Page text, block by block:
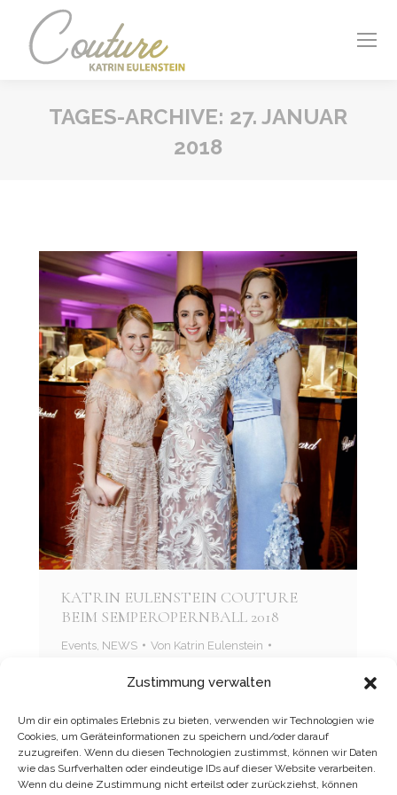
Zustimmung verwalten
Um dir ein optimales Erlebnis zu bieten, verwenden wir Technologien wie
Cookies, um Geräteinformationen zu speichern und/oder darauf
zuzugreifen. Wenn du diesen Technologien zustimmst, können wir Daten
wie das Surfverhalten oder eindeutige IDs auf dieser Website verarbeiten.
Wenn du deine Zustimmung nicht erteilst oder zurückziehst, können
TAGES-ARCHIVE: 27. JANUAR
2018
KATRIN EULENSTEIN COUTURE
BEIM SEMPEROPERNBALL 2018
Events, NEWS Von Katrin Eulenstein
Türen der Semperoper für zahlreiche Gäste
um gemeinsam einen magischen Abend zu
erleben. Viele Prominente sind bereits vor